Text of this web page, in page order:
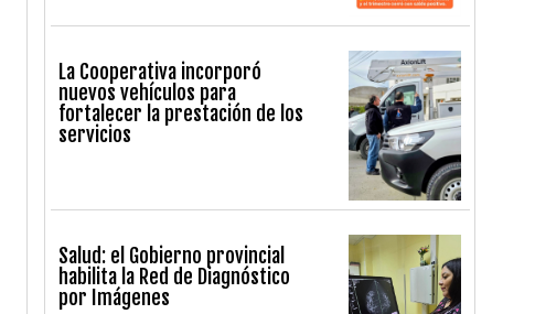
La Cooperativa incorporó
nuevos vehículos para
fortalecer la prestación de los
servicios
Salud: el Gobierno provincial
habilita la Red de Diagnóstico
por Imágenes